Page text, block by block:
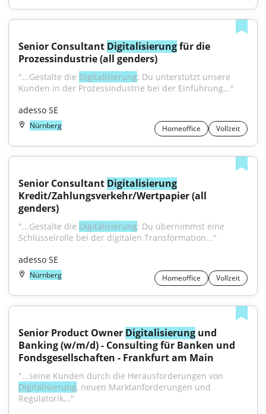
Senior Consultant Digitalisierung für die
Prozessindustrie (all genders)
"...Gestalte die Digitalisierung: Du unterstützt unsere
Kunden in der Prozessindustrie bei der Einführung..."
adesso SE
Nürnberg Homeoffice Vollzeit
Senior Consultant Digitalisierung
Kredit/Zahlungsverkehr/Wertpapier (all
genders)
"...Gestalte die Digitalisierung: Du übernimmst eine
Schlüsselrolle bei der digitalen Transformation..."
adesso SE
Nürnberg Homeoffice Vollzeit
Senior Product Owner Digitalisierung und
Banking (w/m/d) - Consulting für Banken und
Fondsgesellschaften - Frankfurt am Main
Digitalisierung, neuen Marktanforderungen und
Regulatorik..."